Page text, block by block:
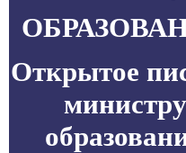
Открытое
министру